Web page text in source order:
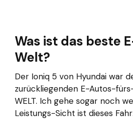
Was ist das beste
Welt?
Der Ioniq 5 von Hyundai war
zurückliegenden E-Autos-
WELT. Ich gehe sogar noch
Leistungs-Sicht ist dieses